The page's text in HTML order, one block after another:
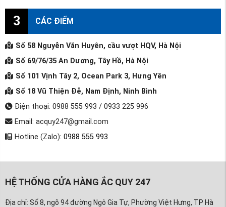
3 CÁC ĐIỂM
Số 58 Nguyễn Văn Huyên, cầu vượt HQV, Hà Nội
Số 69/76/35 An Dương, Tây Hồ, Hà Nội
Số 101 Vịnh Tây 2, Ocean Park 3, Hưng Yên
Số 18 Vũ Thiện Đễ, Nam Định, Ninh Bình
Điện thoại: 0988 555 993 / 0933 225 996
Email: acquy247@gmail.com
Hotline (Zalo): 0988 555 993
HỆ THỐNG CỬA HÀNG ẮC QUY 247
Địa chỉ: Số 8, ngõ 94 đường Ngô Gia Tự, Phường Việt Hưng, TP Hà